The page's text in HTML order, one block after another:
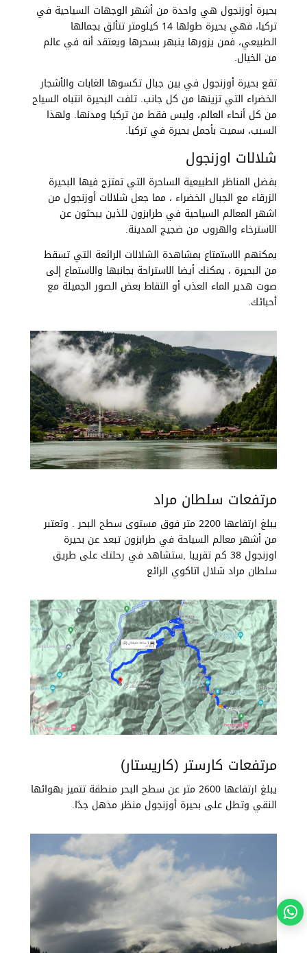
بحيرة أوزنجول هي واحدة من أشهر الوجهات السياحية في
تركيا، فهي بحيرة طولها 14 كيلومتر تتألق بجمالها
الطبيعي، فمن يزورها ينبهر بسحرها ويعتقد أنه في عالم
من الخيال.
تقع بحيرة أوزنجول في بين جبال تكسوها الغابات والأشجار
الخضراء التي تزينها من كل جانب. تلفت البحيرة انتباه السياح
من كل أنحاء العالم، وليس فقط من تركيا ومدنها. ولهذا
السبب، سميت بأجمل بحيرة في تركيا.
شلالات اوزنجول
بفضل المناظر الطبيعية الساحرة التي تمتزج فيها البحيرة
الزرقاء مع الجبال الخضراء ، مما جعل شلالات أوزنجول من
اشهر المعالم السياحية في طرابزون للذين يبحثون عن
الاسترخاء والهروب من ضجيج المدينة.
يمكنهم الاستمتاع بمشاهدة الشلالات الرائعة التي تسقط
من البحيرة ، يمكنك أيضا الاستراحة بجانبها والاستماع إلى
صوت هدير الماء العذب أو التقاط بعض الصور الجميلة مع
أحبائك.
مرتفعات سلطان مراد
يبلغ ارتفاعها 2200 متر فوق مستوى سطح البحر . وتعتبر
من أشهر معالم السياحة في طرابزون تبعد عن بحيرة
اوزنجول 38 كم تقريبا ,ستشاهد في رحلتك على طريق
سلطان مراد شلال اتاكوي الرائع
مرتفعات كارستر (كاريستار)
يبلغ ارتفاعها 2600 متر عن سطح البحر منطقة تتميز بهوائها
النقي وتطل على بحيرة أوزنجول منظر مذهل جدًا.